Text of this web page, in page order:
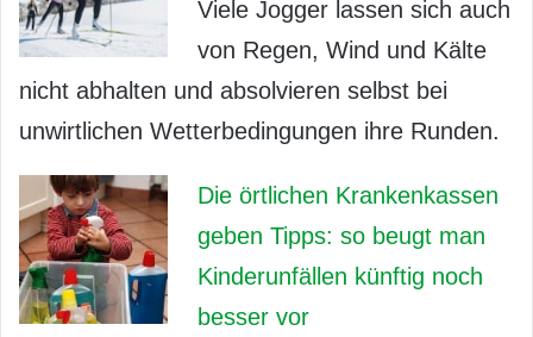
Viele Jogger lassen sich auch
von Regen, Wind und Kälte
nicht abhalten und absolvieren selbst bei
unwirtlichen Wetterbedingungen ihre Runden.
Die örtlichen Krankenkassen
geben Tipps: so beugt man
Kinderunfällen künftig noch
besser vor